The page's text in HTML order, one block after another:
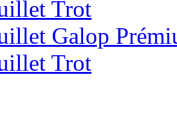
Trot
Galop
Trot